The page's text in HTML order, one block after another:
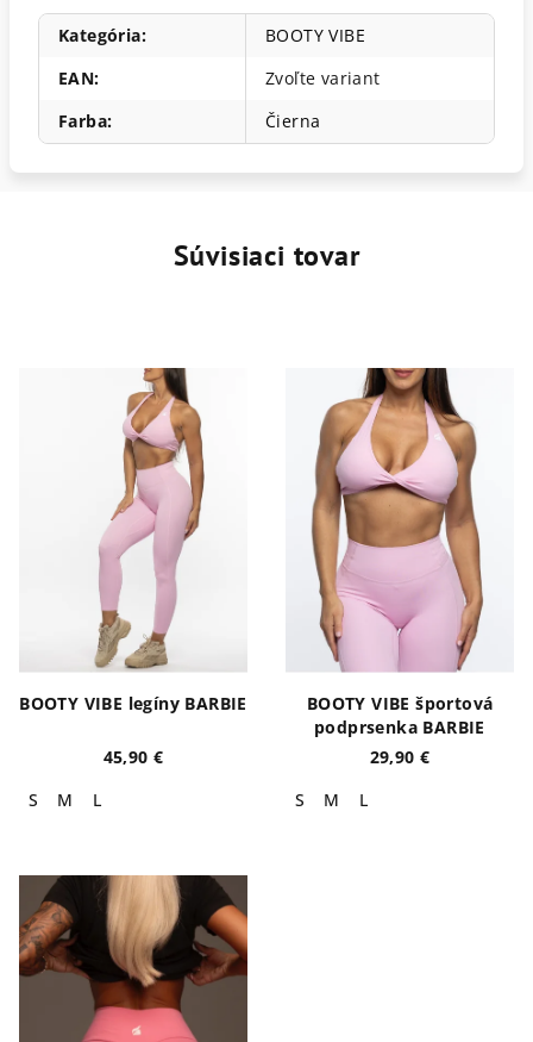
Kategória:
BOOTY VIBE
EAN:
Zvoľte variant
Farba: Čierna
Súvisiaci tovar
BOOTY VIBE legíny BARBIE
45,90 €
S
M L
BOOTY VIBE športová
podprsenka BARBIE
29,90 €
S
M L